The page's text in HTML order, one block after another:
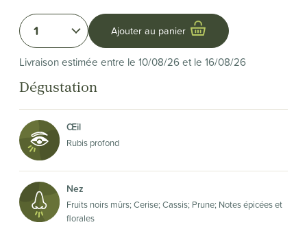
1 Ajouter au panier
Livraison estimée entre le 10/08/26 et le 16/08/26
Dégustation
Œil
Rubis profond
Nez
Fruits noirs mûrs; Cerise; Cassis; Prune; Notes épicées et
florales